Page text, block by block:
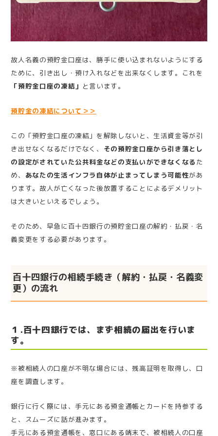
故人名義の預貯金口座は、勝手に使い込まれないようにする
ために、引き出し・預け入れなどを出来なくします。これを
「預貯金口座の凍結」 と言います。
預貯金の凍結について＞＞
この「預貯金口座の凍結」を解除しないと、生活資金等が引
き出せなくなるだけでなく、 その預貯金口座から引き落とし
の設定がされていた公共料金などの支払いができなくなる た
め、 あなたの生活インフラ自体が止まってしまう可能性があ
ります。故人が亡くなった後放置することによるデメリット
は大きいといえるでしょう。
そのため、早急に百十四銀行の預貯金口座の解約・払戻・名
義変更をする必要があります。
百十四銀行の相続手続き（解約・払戻・名義変
更）の流れ
１.百十四銀行では、まず相続の届出を行いま
す。
※被相続人の口座が不明な場合には、残高証明を取得し、口
座を調査します。
銀行に行く際には、手元にある預金通帳とカードを持参する
と、スムーズに話が進みます。
手元にある預金通帳を、窓口にある端末で、被相続人の口座